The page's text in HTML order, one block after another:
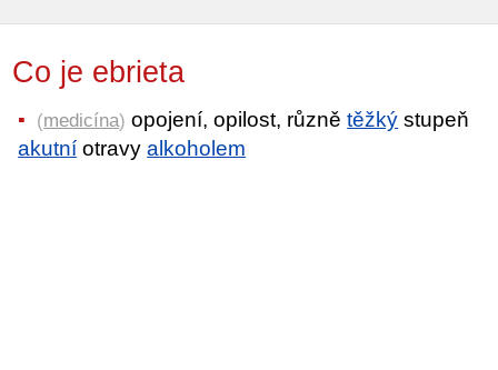
Co je ebrieta
(medicína) opojení, opilost, různětěžký stupeň
akutní otravyalkoholem